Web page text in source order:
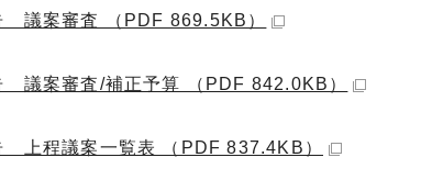
議案審査 （PDF 869.5KB）
議案審査/補正予算 （PDF 842.0KB）
上程議案一覧表 （PDF 837.4KB）